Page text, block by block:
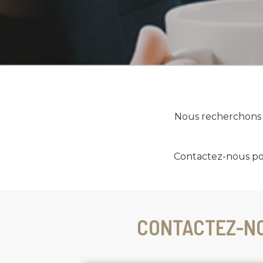
Nous recherchons
Contactez-nous
CONTACTEZ-